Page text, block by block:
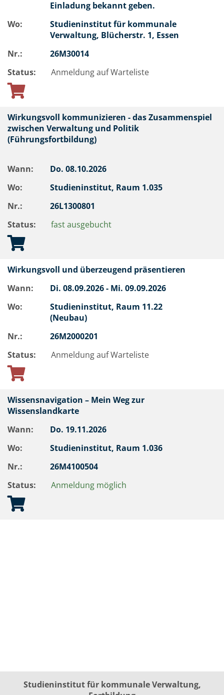
Einladung bekannt geben.
Wo:
Studieninstitut für kommunale
Verwaltung, Blücherstr. 1, Essen
Nr.:
26M30014
Status:
Anmeldung auf Warteliste
Wirkungsvoll kommunizieren - das Zusammenspiel
zwischen Verwaltung und Politik
(Führungsfortbildung)
Wann: Do. 08.10.2026
Wo:
Studieninstitut, Raum 1.035
Nr.:
26L1300801
Status:
fast ausgebucht
Wirkungsvoll und überzeugend präsentieren
Wann:
Di. 08.09.2026 - Mi. 09.09.2026
Wo:
Studieninstitut, Raum 11.22
(Neubau)
Nr.:
26M2000201
Status:
Anmeldung auf Warteliste
Wissensnavigation – Mein Weg zur
Wissenslandkarte
Wann:
Do. 19.11.2026
Wo:
Studieninstitut, Raum 1.036
Nr.:
26M4100504
Status:
Anmeldung möglich
Studieninstitut für kommunale Verwaltung,